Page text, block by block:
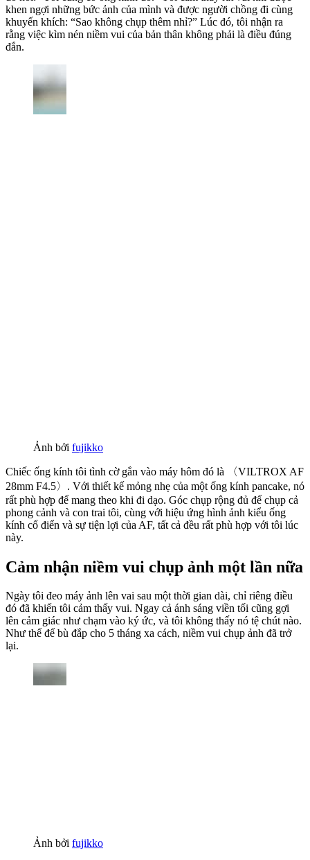
khen ngợi những bức ảnh của mình và được người chồng đi cùng
khuyến khích: “Sao không chụp thêm nhỉ?” Lúc đó, tôi nhận ra
rằng việc kìm nén niềm vui của bản thân không phải là điều đúng
đắn.
Ảnh bởi fujikko
Chiếc ống kính tôi tình cờ gắn vào máy hôm đó là 〈VILTROX AF
28mm F4.5〉. Với thiết kế mỏng nhẹ của một ống kính pancake, nó
rất phù hợp để mang theo khi đi dạo. Góc chụp rộng đủ để chụp cả
phong cảnh và con trai tôi, cùng với hiệu ứng hình ảnh kiểu ống
kính cổ điển và sự tiện lợi của AF, tất cả đều rất phù hợp với tôi lúc
này.
Cảm nhận niềm vui chụp ảnh một lần nữa
Ngày tôi đeo máy ảnh lên vai sau một thời gian dài, chỉ riêng điều
đó đã khiến tôi cảm thấy vui. Ngay cả ánh sáng viền tối cũng gợi
lên cảm giác như chạm vào ký ức, và tôi không thấy nó tệ chút nào.
Như thể để bù đắp cho 5 tháng xa cách, niềm vui chụp ảnh đã trở
lại.
Ảnh bởi fujikko